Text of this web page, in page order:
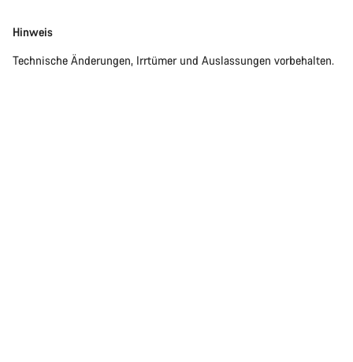
Hinweis
Technische Änderungen, Irrtümer und Auslassungen vorbehalten.